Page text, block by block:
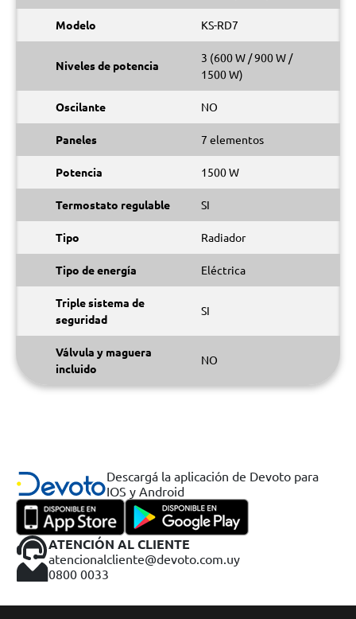
Modelo KS-RD7
Niveles de potencia
3 (600 W / 900 W /
1500 W)
Oscilante NO
Paneles 7 elementos
Potencia 1500 W
Termostato regulable SI
Tipo Radiador
Tipo de energía Eléctrica
Triple sistema de
seguridad
SI
Válvula y maguera
incluido
NO
Descargá la aplicación de Devoto para
IOS y Android
ATENCIÓN AL CLIENTE
atencionalcliente@devoto.com.uy
0800 0033